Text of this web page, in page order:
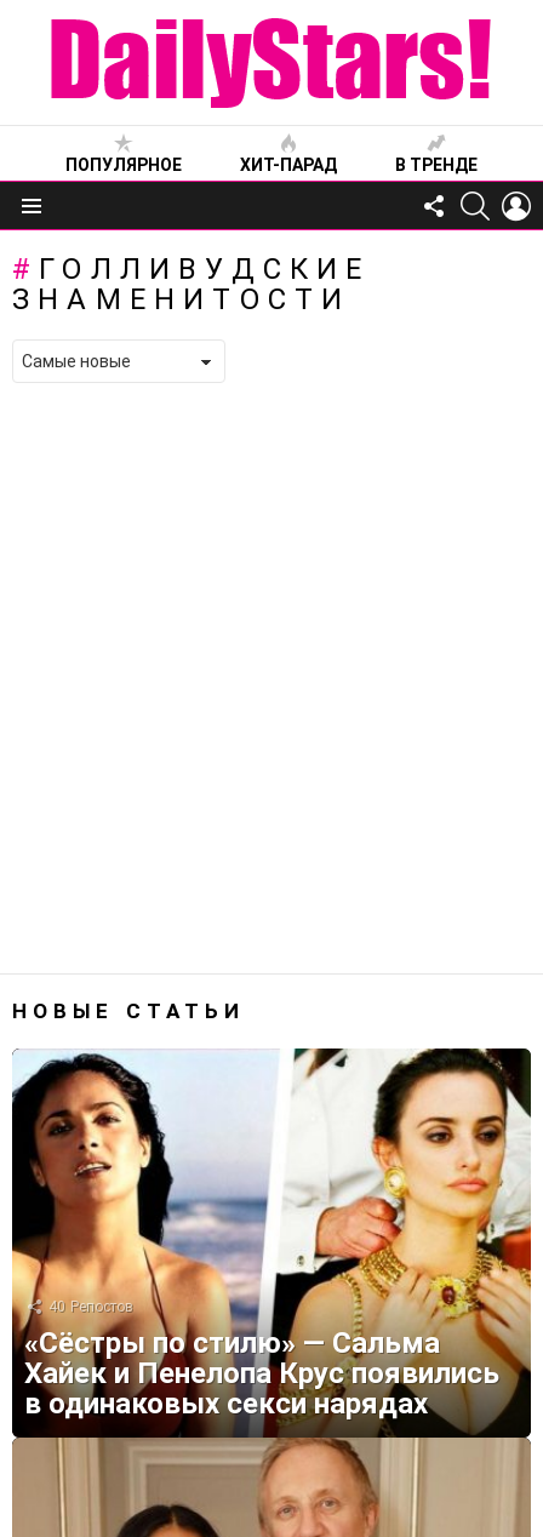
ПОПУЛЯРНОЕ ХИТ-ПАРАД В ТРЕНДЕ
Меню
FOLLOW
US
ГОЛЛИВУДСКИЕ
ЗНАМЕНИТОСТИ
НОВЫЕ СТАТЬИ
40 Репостов
«Сёстры по стилю» — Сальма
Хайек и Пенелопа Крус появились
в одинаковых секси нарядах